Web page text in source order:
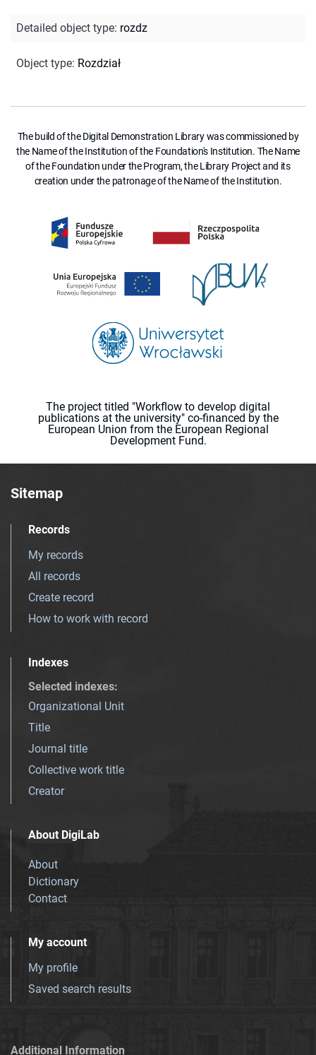
Detailed object type: rozdz
Object type: Rozdział
The build of the Digital Demonstration Library was commissioned by
the Name of the Institution of the Foundation's Institution. The Name
of the Foundation under the Program, the Library Project and its
creation under the patronage of the Name of the Institution.
The project titled "Workflow to develop digital
publications at the university" co-financed by the
European Union from the European Regional
Development Fund.
Sitemap
Records
My records
All records
Create record
How to work with record
Indexes
Selected indexes:
Organizational Unit
Title
Journal title
Collective work title
Creator
About DigiLab
About
Dictionary
Contact
My account
My profile
Saved search results
Additional Information